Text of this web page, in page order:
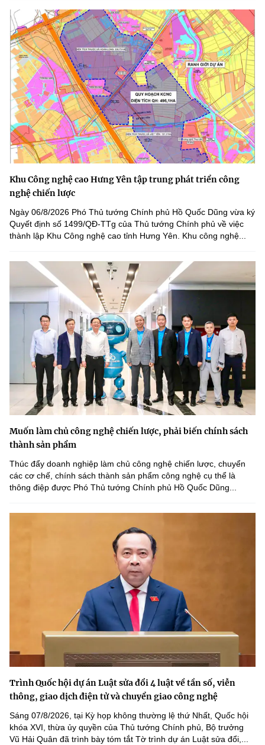
Khu Công nghệ cao Hưng Yên tập trung phát triển công
nghệ chiến lược
Ngày 06/8/2026 Phó Thủ tướng Chính phủ Hồ Quốc Dũng vừa ký
Quyết định số 1499/QĐ-TTg của Thủ tướng Chính phủ về việc
thành lập Khu Công nghệ cao tỉnh Hưng Yên. Khu công nghệ...
Muốn làm chủ công nghệ chiến lược, phải biến chính sách
thành sản phẩm
Thúc đẩy doanh nghiệp làm chủ công nghệ chiến lược, chuyển
các cơ chế, chính sách thành sản phẩm công nghệ cụ thể là
thông điệp được Phó Thủ tướng Chính phủ Hồ Quốc Dũng...
Trình Quốc hội dự án Luật sửa đổi 4 luật về tần số, viễn
thông, giao dịch điện tử và chuyển giao công nghệ
Sáng 07/8/2026, tại Kỳ họp không thường lệ thứ Nhất, Quốc hội
khóa XVI, thừa ủy quyền của Thủ tướng Chính phủ, Bộ trưởng
Vũ Hải Quân đã trình bày tóm tắt Tờ trình dự án Luật sửa đổi,...